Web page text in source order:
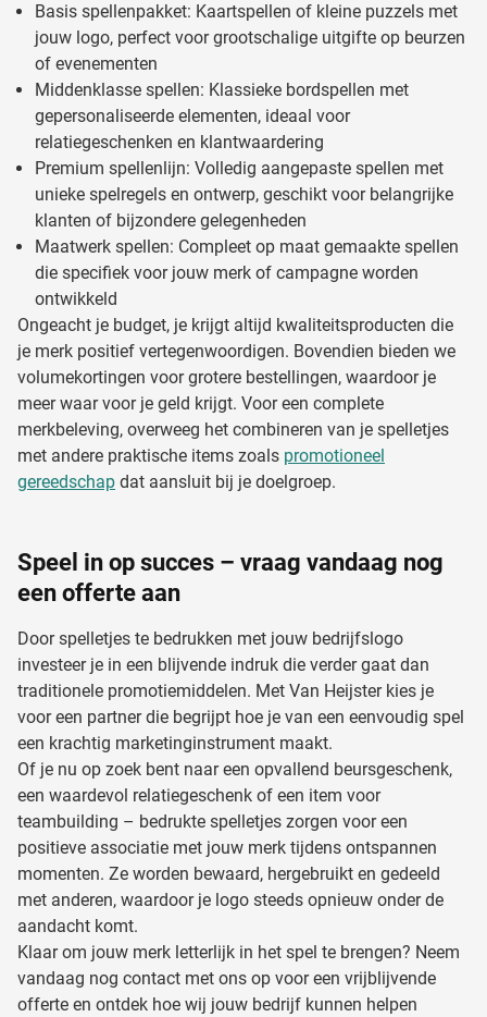
Basis spellenpakket: Kaartspellen of kleine puzzels met
jouw logo, perfect voor grootschalige uitgifte op beurzen
of evenementen
Middenklasse spellen: Klassieke bordspellen met
gepersonaliseerde elementen, ideaal voor
relatiegeschenken en klantwaardering
Premium spellenlijn: Volledig aangepaste spellen met
unieke spelregels en ontwerp, geschikt voor belangrijke
klanten of bijzondere gelegenheden
Maatwerk spellen: Compleet op maat gemaakte spellen
die specifiek voor jouw merk of campagne worden
ontwikkeld
Ongeacht je budget, je krijgt altijd kwaliteitsproducten die
je merk positief vertegenwoordigen. Bovendien bieden we
volumekortingen voor grotere bestellingen, waardoor je
meer waar voor je geld krijgt. Voor een complete
merkbeleving, overweeg het combineren van je spelletjes
met andere praktische items zoals promotioneel
gereedschap dat aansluit bij je doelgroep.
Speel in op succes – vraag vandaag nog
een offerte aan
Door spelletjes te bedrukken met jouw bedrijfslogo
investeer je in een blijvende indruk die verder gaat dan
traditionele promotiemiddelen. Met Van Heijster kies je
voor een partner die begrijpt hoe je van een eenvoudig spel
een krachtig marketinginstrument maakt.
Of je nu op zoek bent naar een opvallend beursgeschenk,
een waardevol relatiegeschenk of een item voor
teambuilding – bedrukte spelletjes zorgen voor een
positieve associatie met jouw merk tijdens ontspannen
momenten. Ze worden bewaard, hergebruikt en gedeeld
met anderen, waardoor je logo steeds opnieuw onder de
aandacht komt.
Klaar om jouw merk letterlijk in het spel te brengen? Neem
vandaag nog contact met ons op voor een vrijblijvende
offerte en ontdek hoe wij jouw bedrijf kunnen helpen